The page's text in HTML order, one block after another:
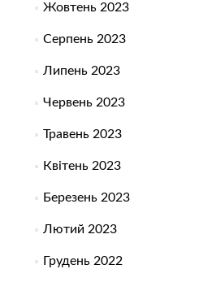
Жовтень 2023
Серпень 2023
Липень 2023
Червень 2023
Травень 2023
Квітень 2023
Березень 2023
Лютий 2023
Грудень 2022